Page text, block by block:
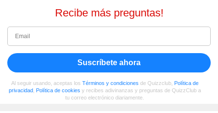
Recibe más preguntas!
Suscríbete ahora
Al seguir usando, aceptas los Términos y condiciones de Quizzclub, Política de
privacidad, Política de cookies y recibes adivinanzas y preguntas de QuizzClub a
tu correo electrónico diariamente.